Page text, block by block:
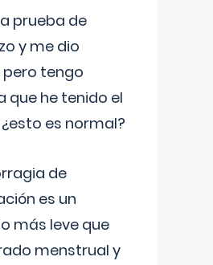
prueba de
y me dio
pero tengo
que he tenido el
es normal?
de
es un
más leve que
menstrual y